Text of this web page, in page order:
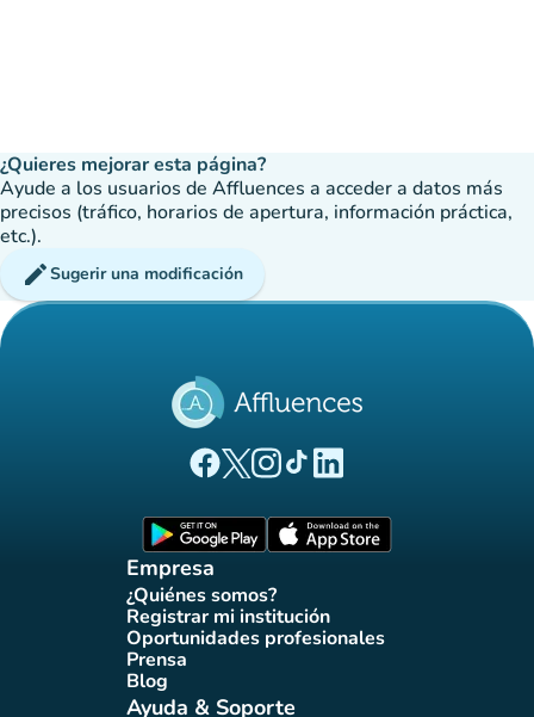
¿Quieres mejorar esta página?
Ayude a los usuarios de Affluences a acceder a datos más
precisos (tráfico, horarios de apertura, información práctica,
etc.).
editSugerir una modificación
(nueva pestaña)
(nueva pestaña)
(nueva pestaña)
(nueva pestaña)
(nueva pestaña)
Empresa
¿Quiénes somos?
(nueva pestaña)
Registrar mi institución
(nueva pestaña)
Oportunidades profesionales
(nueva pestaña)
Prensa(nueva pestaña)
Blog(nueva pestaña)
Ayuda & Soporte